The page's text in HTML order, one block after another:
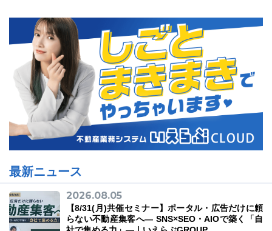
最新ニュース
2026.08.05
【8/31(月)共催セミナー】ポータル・広告だけに頼
らない不動産集客へ― SNS×SEO・AIOで築く「自